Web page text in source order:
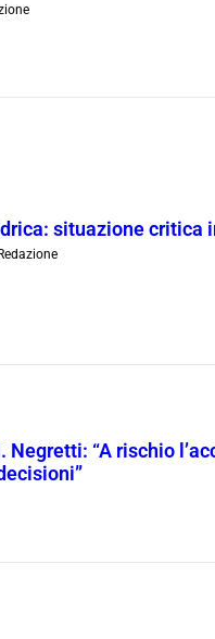
situazione
Redazione
Negretti: “A rischio